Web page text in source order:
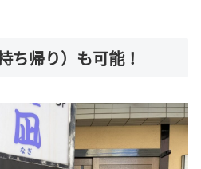
ち帰り）も可能！